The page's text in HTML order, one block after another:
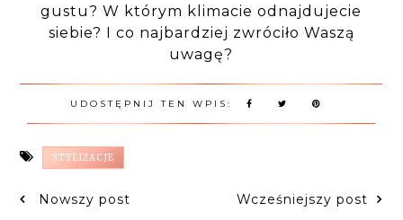
gustu? W którym klimacie odnajdujecie
siebie? I co najbardziej zwróciło Waszą
uwagę?
UDOSTĘPNIJ TEN WPIS:
STYLIZACJE
Nowszy post Wcześniejszy post